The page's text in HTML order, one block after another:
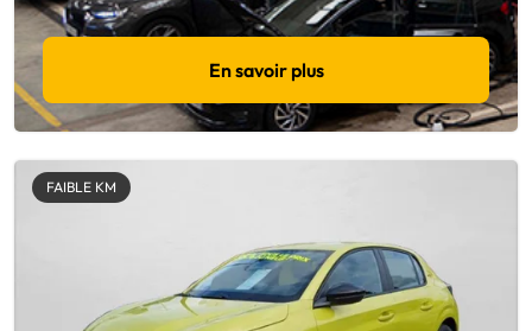
En savoir plus
FAIBLE KM